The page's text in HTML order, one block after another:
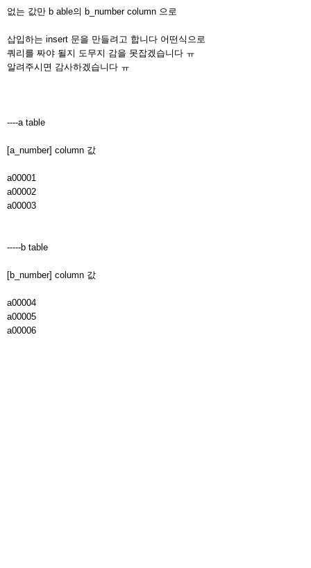
없는 값만 b able의 b_number column 으로
삽입하는 insert 문을 만들려고 합니다 어떤식으로
쿼리를 짜야 될지 도무지 감을 못잡겠습니다 ㅠ
알려주시면 감사하겠습니다 ㅠ
----a table
[a_number] column 값
a00001
a00002
a00003
-----b table
[b_number] column 값
a00004
a00005
a00006